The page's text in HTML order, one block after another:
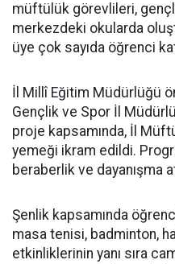
müftülük görevlileri,
merkezdeki okularda
üye çok sayıda öğrenci
İl Millî Eğitim Müdürlüğü
Gençlik ve Spor İl
proje kapsamında, İl
yemeği ikram edildi.
beraberlik ve dayanışma
Şenlik kapsamında
masa tenisi, badminton,
etkinliklerinin yanı sıra